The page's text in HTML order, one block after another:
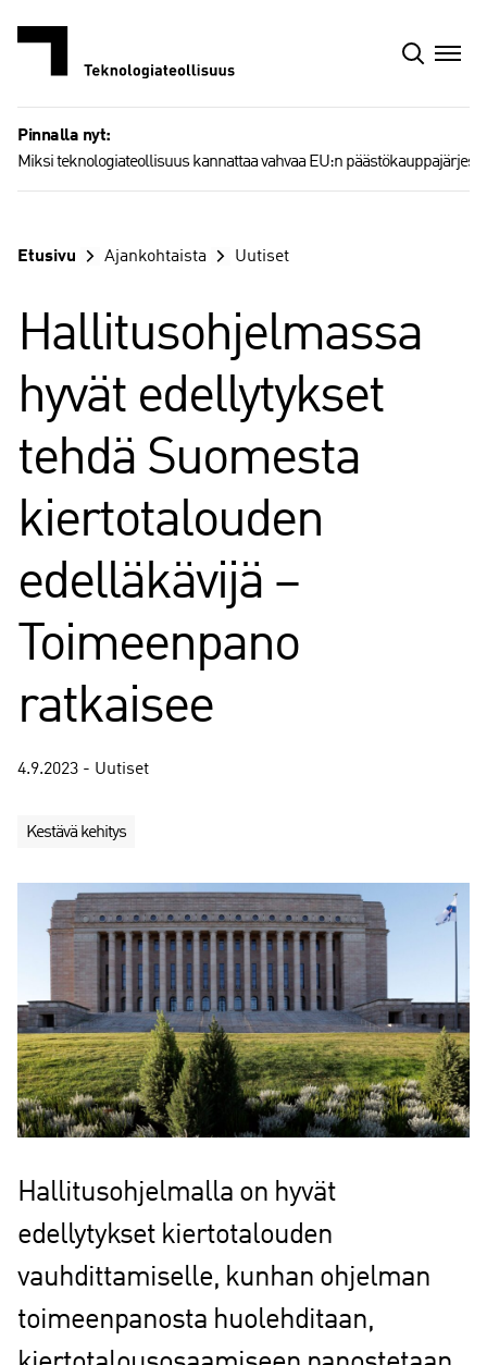
Pinnalla nyt:
Miksi teknologiateollisuus kannattaa vahvaa EU:n
Etusivu Ajankohtaista Uutiset
Hallitusohjelmassa
hyvät edellytykset
tehdä Suomesta
kiertotalouden
edelläkävijä –
Toimeenpano
ratkaisee
4.9.2023 - Uutiset
Kestävä kehitys
Hallitusohjelmalla on hyvät
edellytykset kiertotalouden
vauhdittamiselle, kunhan ohjelman
toimeenpanosta huolehditaan,